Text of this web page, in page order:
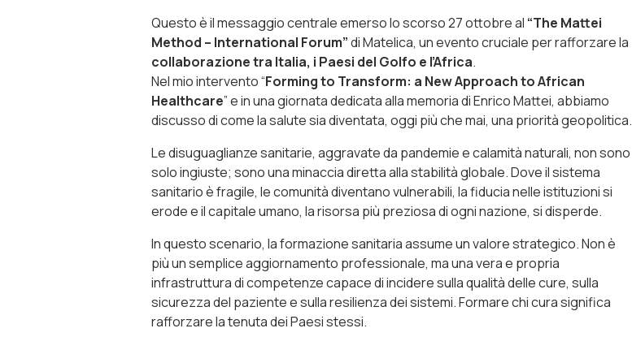
Questo è il messaggio centrale emerso lo scorso 27 ottobre al “The Mattei
Method – International Forum”di Matelica, un evento cruciale per rafforzare la
collaborazione tra Italia, i Paesi del Golfo e l’Africa.
Nel mio intervento “Forming to Transform: a New Approach to African
Healthcare” e in una giornata dedicata alla memoria di Enrico Mattei, abbiamo
discusso di come la salute sia diventata, oggi più che mai, una priorità geopolitica.
Le disuguaglianze sanitarie, aggravate da pandemie e calamità naturali, non sono
solo ingiuste; sono una minaccia diretta alla stabilità globale. Dove il sistema
sanitario è fragile, le comunità diventano vulnerabili, la fiducia nelle istituzioni si
erode e il capitale umano, la risorsa più preziosa di ogni nazione, si disperde.
In questo scenario, la formazione sanitaria assume un valore strategico. Non è
più un semplice aggiornamento professionale, ma una vera e propria
infrastruttura di competenze capace di incidere sulla qualità delle cure, sulla
sicurezza del paziente e sulla resilienza dei sistemi. Formare chi cura significa
rafforzare la tenuta dei Paesi stessi.